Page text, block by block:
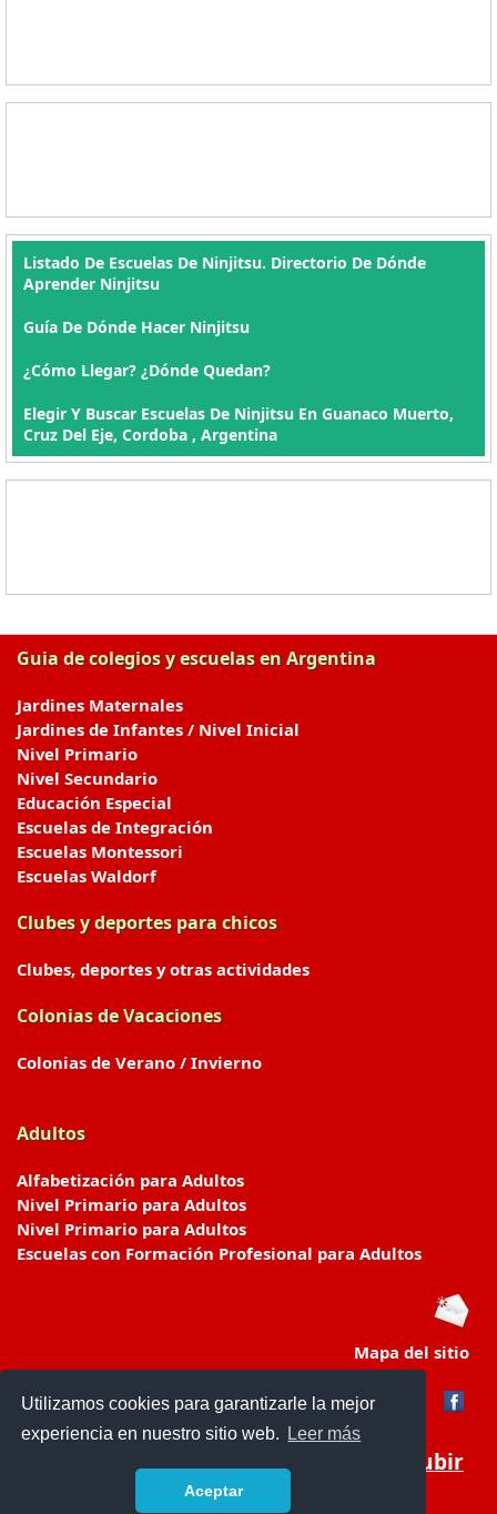
Utilizamos cookies para garantizarle la mejor
experiencia en nuestro sitio web.
Leer más
Aceptar
Listado De Escuelas De Ninjitsu. Directorio De Dónde
Aprender Ninjitsu
Guía De Dónde Hacer Ninjitsu
¿Cómo Llegar? ¿Dónde Quedan?
Elegir Y Buscar Escuelas De Ninjitsu En Guanaco Muerto,
Cruz Del Eje, Cordoba , Argentina
Guia de colegios y escuelas en Argentina
Jardines Maternales
Jardines de Infantes / Nivel Inicial
Nivel Primario
Nivel Secundario
Educación Especial
Escuelas de Integración
Escuelas Montessori
Escuelas Waldorf
Clubes y deportes para chicos
Clubes, deportes y otras actividades
Colonias de Vacaciones
Colonias de Verano / Invierno
Adultos
Alfabetización para Adultos
Nivel Primario para Adultos
Nivel Primario para Adultos
Escuelas con Formación Profesional para Adultos
Mapa del sitio
Subir